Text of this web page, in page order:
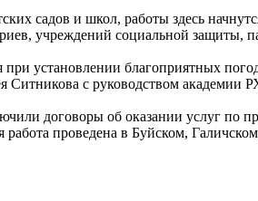
садов и школ, работы здесь
учреждений социальной защиты,
установлении благоприятных
Ситникова с руководством
договоры об оказании услуг
проведена в Буйском,